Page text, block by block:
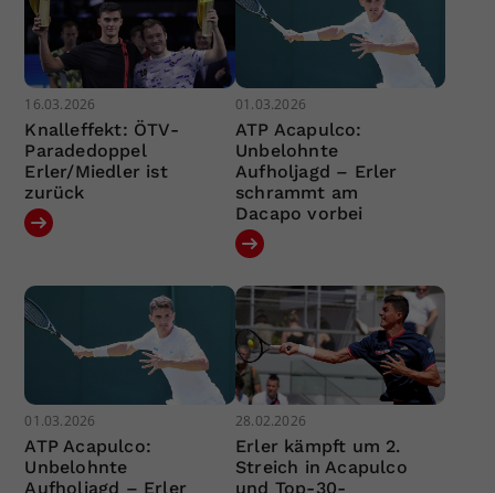
16.03.2026
Knalleffekt: ÖTV-
Paradedoppel
Erler/Miedler ist
zurück
01.03.2026
ATP Acapulco:
Unbelohnte
Aufholjagd – Erler
schrammt am
Dacapo vorbei
01.03.2026
ATP Acapulco:
Unbelohnte
Aufholjagd – Erler
28.02.2026
Erler kämpft um 2.
Streich in Acapulco
und Top-30-